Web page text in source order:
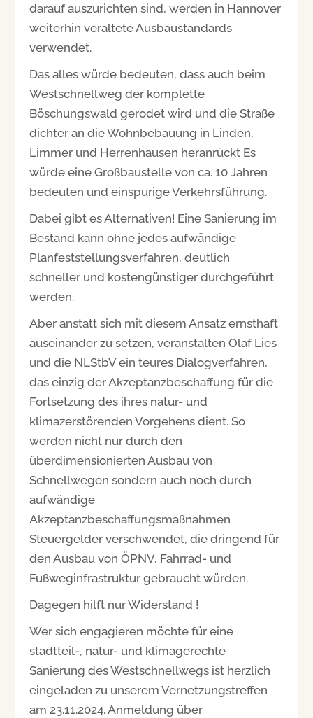
darauf auszurichten sind, werden in Hannover
weiterhin veraltete Ausbaustandards
verwendet.
Das alles würde bedeuten, dass auch beim
Westschnellweg der komplette
Böschungswald gerodet wird und die Straße
dichter an die Wohnbebauung in Linden,
Limmer und Herrenhausen heranrückt Es
würde eine Großbaustelle von ca. 10 Jahren
bedeuten und einspurige Verkehrsführung.
Dabei gibt es Alternativen! Eine Sanierung im
Bestand kann ohne jedes aufwändige
Planfeststellungsverfahren, deutlich
schneller und kostengünstiger durchgeführt
werden.
Aber anstatt sich mit diesem Ansatz ernsthaft
auseinander zu setzen, veranstalten Olaf Lies
und die NLStbV ein teures Dialogverfahren,
das einzig der Akzeptanzbeschaffung für die
Fortsetzung des ihres natur- und
klimazerstörenden Vorgehens dient. So
werden nicht nur durch den
überdimensionierten Ausbau von
Schnellwegen sondern auch noch durch
aufwändige
Akzeptanzbeschaffungsmaßnahmen
Steuergelder verschwendet, die dringend für
den Ausbau von ÖPNV, Fahrrad- und
Fußweginfrastruktur gebraucht würden.
Dagegen hilft nur Widerstand !
Wer sich engagieren möchte für eine
stadtteil-, natur- und klimagerechte
Sanierung des Westschnellwegs ist herzlich
eingeladen zu unserem Vernetzungstreffen
am 23.11.2024. Anmeldung über